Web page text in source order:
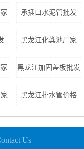
承插口水泥管批发
黑龙江化粪池厂家
黑龙江加固盖板批发
黑龙江排水管价格
Us